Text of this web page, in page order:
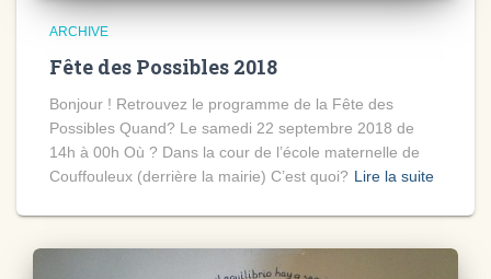
ARCHIVE
Fête des Possibles 2018
Bonjour ! Retrouvez le programme de la Fête des
Possibles Quand? Le samedi 22 septembre 2018 de
14h à 00h Où ? Dans la cour de l’école maternelle de
Couffouleux (derrière la mairie) C’est quoi? Lire la suite